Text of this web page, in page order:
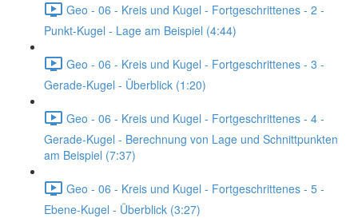
Geo - 06 - Kreis und Kugel - Fortgeschrittenes - 2 -
Punkt-Kugel - Lage am Beispiel (4:44)
Geo - 06 - Kreis und Kugel - Fortgeschrittenes - 3 -
Gerade-Kugel - Überblick (1:20)
Geo - 06 - Kreis und Kugel - Fortgeschrittenes - 4 -
Gerade-Kugel - Berechnung von Lage und Schnittpunkten
am Beispiel (7:37)
Geo - 06 - Kreis und Kugel - Fortgeschrittenes - 5 -
Ebene-Kugel - Überblick (3:27)